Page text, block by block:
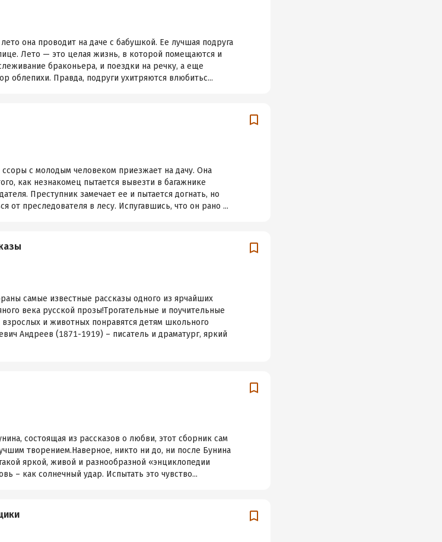
она проводит на даче с бабушкой. Ее лучшая подруга
Лето — это целая жизнь, в которой помещаются и
браконьера, и поездки на речку, а еще
облепихи. Правда, подруги ухитряются влюбитьс...
ссоры с молодым человеком приезжает на дачу. Она
как незнакомец пытается вывезти в багажнике
Преступник замечает ее и пытается догнать, но
от преследователя в лесу. Испугавшись, что он рано ...
самые известные рассказы одного из ярчайших
века русской прозы!Трогательные и поучительные
и животных понравятся детям школьного
Андреев (1871-1919) – писатель и драматург, яркий
состоящая из рассказов о любви, этот сборник сам
творением.Наверное, никто ни до, ни после Бунина
яркой, живой и разнообразной «энциклопедии
– как солнечный удар. Испытать это чувство...